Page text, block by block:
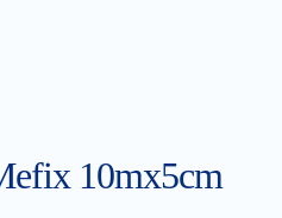
10mx5cm